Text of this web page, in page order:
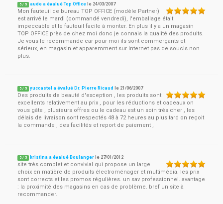
5 / 5 aude a évalué Top Office le 24/03/2007
Mon fauteuil de bureau TOP OFFICE (modèle Partner)
est arrivé le mardi (commandé vendredi), l'emballage était
impeccable et le fauteuil facile à monter. En plus il y a un magasin
TOP OFFICE près de chez moi donc je connais la qualité des produits.
Je vous le recommande car pour moi ils sont commerçants et
sérieux, en magasin et apparemment sur Internet pas de soucis non
plus.
5 / 5 yuccastel a évalué Dr. Pierre Ricaud le 21/06/2007
Des produits de beauté d'exception , les produits sont
excellents relativement au prix , pour les réductions et cadeaux on
vous gâte , plusieurs offres ou le cadeau est un soin très cher , les
délais de livraison sont respectés 48 à 72 heures au plus tard on reçoit
la commande , des facilités et report de paiement ,
5 / 5 kristina a évalué Boulanger le 27/01/2012
site très complet et convivial qui propose un large
choix en matière de produits électroménager et multimédia. les prix
sont corrects et les promos régulières. un sav professionnel. avantage
: la proximité des magasins en cas de problème. bref un site à
recommander.